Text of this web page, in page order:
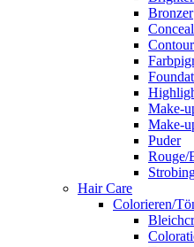
Bronzer
Make-
Make-
Puder
Rouge/
Hair Care
Colorieren/